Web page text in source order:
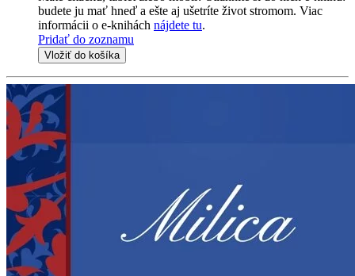
budete ju mať hneď a ešte aj ušetríte život stromom. Viac
informácii o e-knihách nájdete tu.
Pridať do zoznamu
Vložiť do košíka